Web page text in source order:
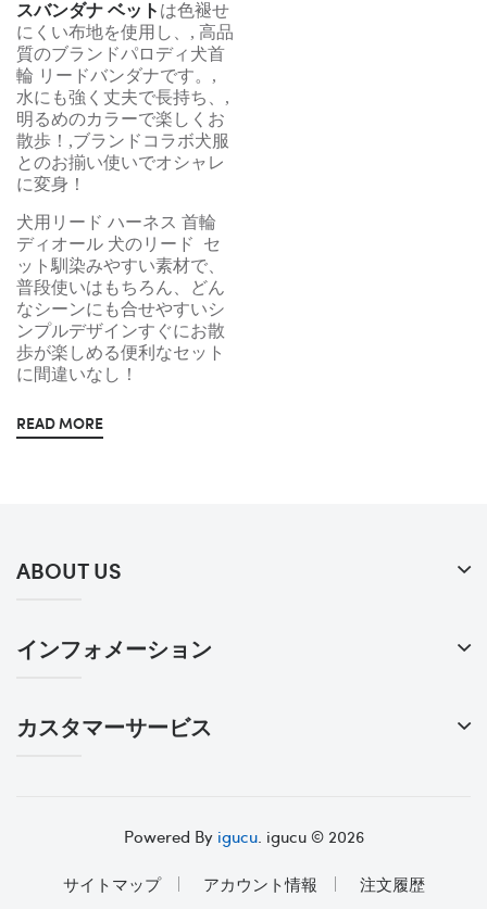
スバンダナ ベット は色褪せ
にくい布地を使用し、, 高品
質のブランドパロディ犬首
輪 リードバンダナです。,
水にも強く丈夫で長持ち、,
明るめのカラーで楽しくお
散歩！,ブランドコラボ犬服
とのお揃い使いでオシャレ
に変身！
犬用リード ハーネス 首輪
ディオール 犬のリード セ
ット馴染みやすい素材で、
普段使いはもちろん、どん
なシーンにも合せやすいシ
ンプルデザインすぐにお散
歩が楽しめる便利なセット
に間違いなし！
READ MORE
ABOUT US
インフォメーション
カスタマーサービス
Powered By igucu. igucu © 2026
サイトマップ
アカウント情報 注文履歴